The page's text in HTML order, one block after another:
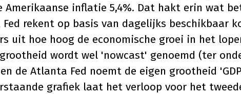
Amerikaanse inflatie 5,4%. Dat hakt erin wat
rekent op basis van dagelijks beschikbaar
uit hoe hoog de economische groei in het
wordt wel 'nowcast' genoemd (ter
de Atlanta Fed noemt de eigen grootheid
grafiek laat het verloop voor het